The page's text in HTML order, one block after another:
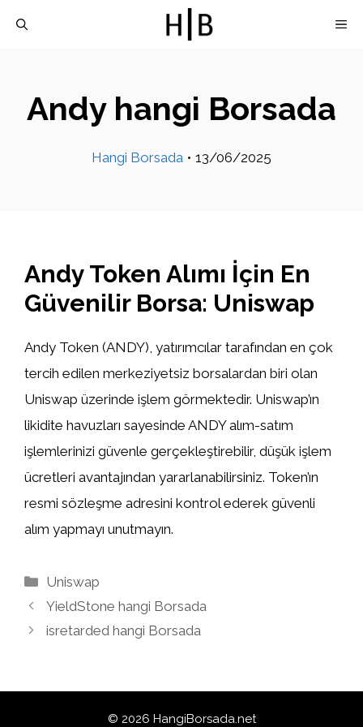
Andy hangi Borsada
Hangi Borsada • 13/06/2025
Andy Token Alımı İçin En
Güvenilir Borsa: Uniswap
Andy Token (ANDY), yatırımcılar tarafından en çok
tercih edilen merkeziyetsiz borsalardan biri olan
Uniswap üzerinde işlem görmektedir. Uniswap’ın
likidite havuzları sayesinde ANDY alım-satım
işlemlerinizi güvenle gerçekleştirebilir, düşük işlem
ücretleri avantajından yararlanabilirsiniz. Token’ın
resmi sözleşme adresini kontrol ederek güvenli
alım yapmayı unutmayın.
Kategoriler
Uniswap
YieldStone hangi Borsada
isretarded hangi Borsada
© 2026 HangiBorsada.net